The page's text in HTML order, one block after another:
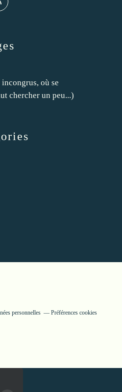
où se
chercher un peu...)
personnelles Préférences cookies